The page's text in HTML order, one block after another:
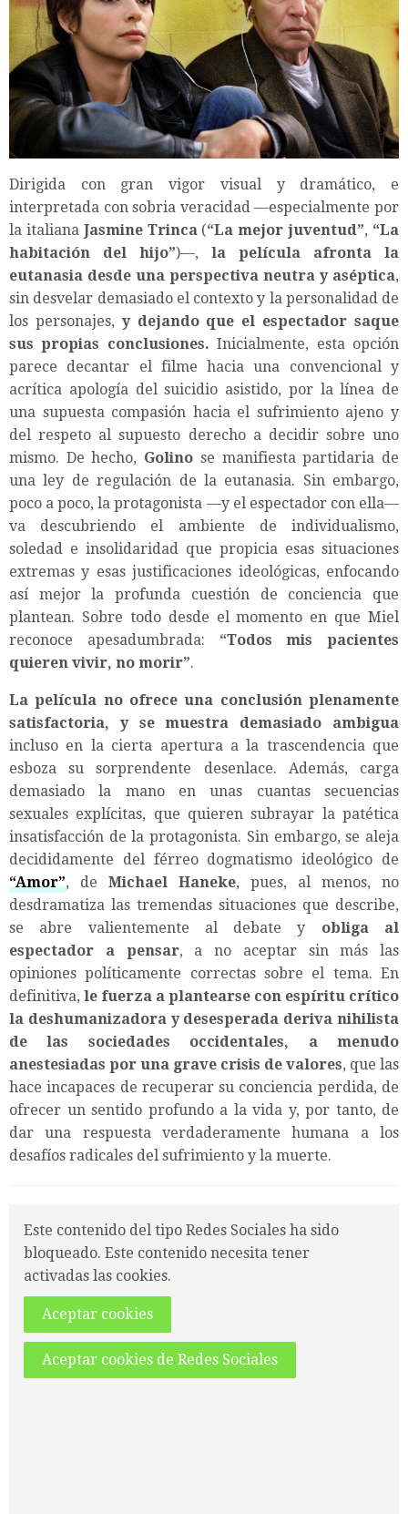
Dirigida con gran vigor visual y dramático, e
interpretada con sobria veracidad —especialmente por
la italiana Jasmine Trinca (“La mejor juventud”, “La
habitación del hijo”)—, la película afronta la
eutanasia desde una perspectiva neutra y aséptica,
sin desvelar demasiado el contexto y la personalidad de
los personajes, y dejando que el espectador saque
sus propias conclusiones. Inicialmente, esta opción
parece decantar el filme hacia una convencional y
acrítica apología del suicidio asistido, por la línea de
una supuesta compasión hacia el sufrimiento ajeno y
del respeto al supuesto derecho a decidir sobre uno
mismo. De hecho, Golino se manifiesta partidaria de
una ley de regulación de la eutanasia. Sin embargo,
poco a poco, la protagonista —y el espectador con ella—
va descubriendo el ambiente de individualismo,
soledad e insolidaridad que propicia esas situaciones
extremas y esas justificaciones ideológicas, enfocando
así mejor la profunda cuestión de conciencia que
plantean. Sobre todo desde el momento en que Miel
reconoce apesadumbrada: “Todos mis pacientes
quieren vivir, no morir”.
La película no ofrece una conclusión plenamente
satisfactoria, y se muestra demasiado ambigua
incluso en la cierta apertura a la trascendencia que
esboza su sorprendente desenlace. Además, carga
demasiado la mano en unas cuantas secuencias
sexuales explícitas, que quieren subrayar la patética
insatisfacción de la protagonista. Sin embargo, se aleja
decididamente del férreo dogmatismo ideológico de
“Amor”, de Michael Haneke, pues, al menos, no
desdramatiza las tremendas situaciones que describe,
se abre valientemente al debate y obliga al
espectador a pensar, a no aceptar sin más las
opiniones políticamente correctas sobre el tema. En
definitiva, le fuerza a plantearse con espíritu crítico
la deshumanizadora y desesperada deriva nihilista
de las sociedades occidentales, a menudo
anestesiadas por una grave crisis de valores, que las
hace incapaces de recuperar su conciencia perdida, de
ofrecer un sentido profundo a la vida y, por tanto, de
dar una respuesta verdaderamente humana a los
desafíos radicales del sufrimiento y la muerte.
Este contenido del tipo Redes Sociales ha sido
bloqueado. Este contenido necesita tener
activadas las cookies.
Aceptar cookies
Aceptar cookies de Redes Sociales